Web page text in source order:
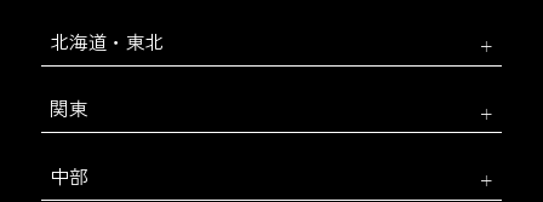
北海道・東北
関東
中部